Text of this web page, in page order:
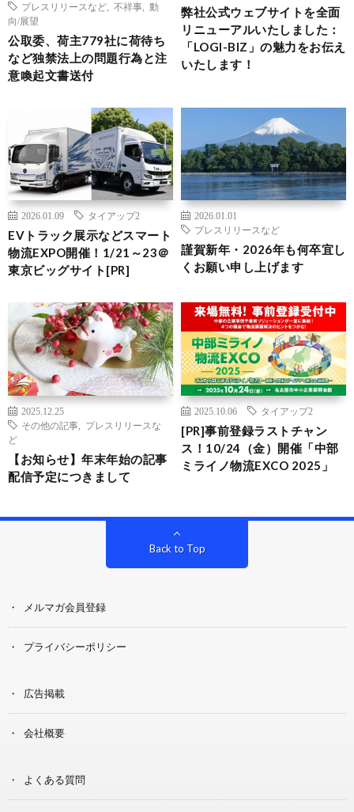
プレスリリースなど
不祥事
動
向/展望
公取委、荷主779社に荷待ち
など独禁法上の問題行為と注
意喚起文書送付
弊社公式ウェブサイトを全面
リニューアルいたしました：
「LOGI-BIZ」の魅力をお伝え
いたします！
2026.01.09 タイアップ2
EVトラック展示などスマート
物流EXPO開催！1/21～23＠
東京ビッグサイト[PR]
2026.01.01
プレスリリースなど
謹賀新年・2026年も何卒宜し
くお願い申し上げます
2025.12.25
その他の記事
プレスリリースな
ど
【お知らせ】年末年始の記事
配信予定につきまして
2025.10.06 タイアップ2
[PR]事前登録ラストチャン
ス！10/24（金）開催「中部
ミライノ物流EXCO 2025」
Back to Top
メルマガ会員登録
プライバシーポリシー
広告掲載
会社概要
よくある質問